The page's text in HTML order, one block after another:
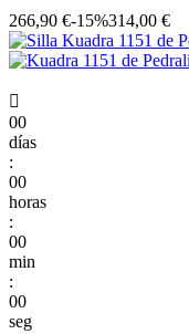
266,90 €-15%314,00 €

00
días
:
00
horas
:
00
min
:
00
seg